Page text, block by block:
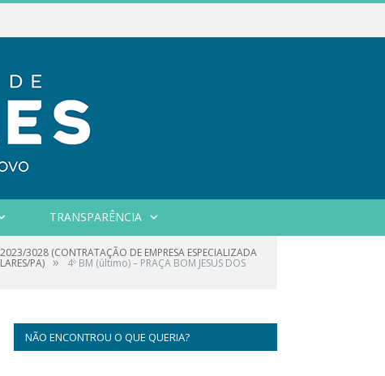
TRANSPARÊNCIA
3028 (CONTRATAÇÃO DE EMPRESA ESPECIALIZADA
PA) » 4º BM (último) – PRAÇA BOM JESUS DOS
NÃO ENCONTROU O QUE QUERIA?